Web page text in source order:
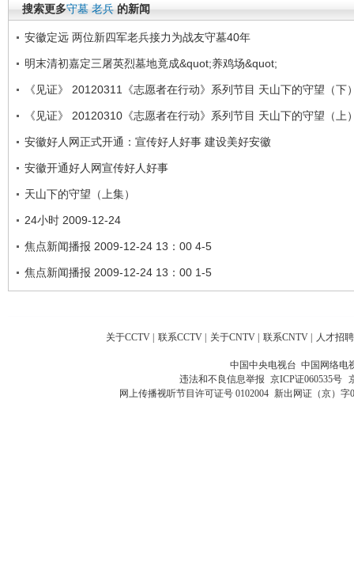
搜索更多守墓 老兵 的新闻
安徽定远 两位新四军老兵接力为战友守墓40年
明末清初嘉定三屠英烈墓地竟成&quot;养鸡场&quot;
《见证》 20120311《志愿者在行动》系列节目 天山下的守望（下
《见证》 20120310《志愿者在行动》系列节目 天山下的守望（上
安徽好人网正式开通：宣传好人好事 建设美好安徽
安徽开通好人网宣传好人好事
天山下的守望（上集）
24小时 2009-12-24
焦点新闻播报 2009-12-24 13：00 4-5
焦点新闻播报 2009-12-24 13：00 1-5
关于CCTV | 联系CCTV | 关于CNTV | 联系CNTV | 人才招聘
中国中央电视台 中国网络电
违法和不良信息举报 京ICP证060535号
网上传播视听节目许可证号 0102004 新出网证（京）